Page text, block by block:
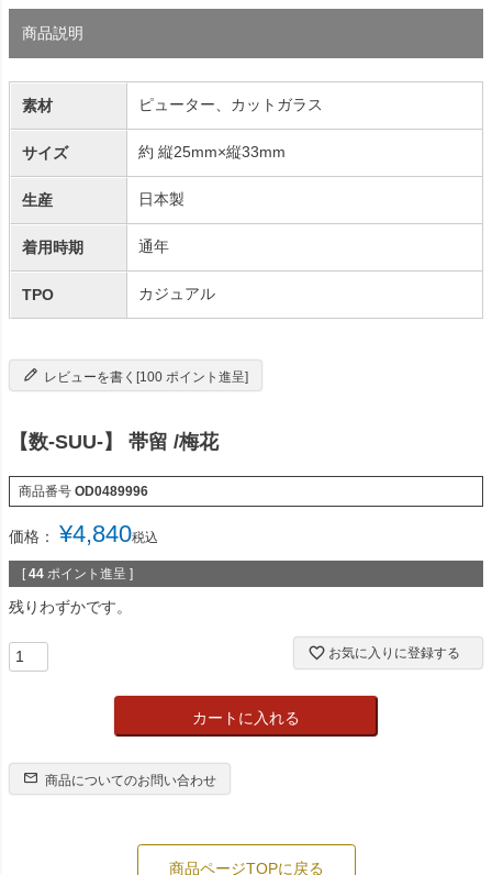
商品説明
素材 ピューター、カットガラス
サイズ 約 縦25mm×縦33mm
生産 日本製
着用時期 通年
TPO カジュアル
レビューを書く[100 ポイント進呈]
【数-SUU-】 帯留 /梅花
商品番号 OD0489996
価格： ¥4,840税込
[ 44 ポイント進呈 ]
残りわずかです。
お気に入りに登録する
カートに入れる
商品についてのお問い合わせ
商品ページTOPに戻る